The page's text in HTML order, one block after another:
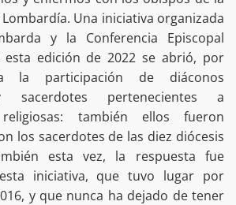
Una iniciativa organizada
y la Conferencia Episcopal
esta edición de 2022 se abrió, por
la participación de diáconos
sacerdotes pertenecientes a
religiosas: también ellos fueron
los sacerdotes de las diez diócesis
esta vez, la respuesta fue
iniciativa, que tuvo lugar por
y que nunca ha dejado de tener